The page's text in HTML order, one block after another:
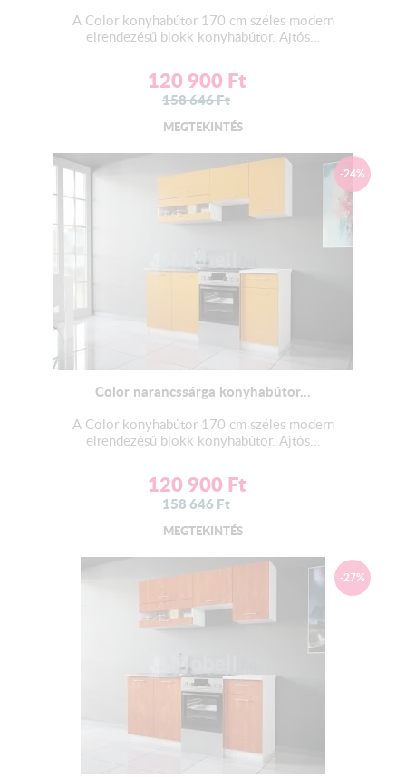
A Color konyhabútor 170 cm széles modern
elrendezésű blokk konyhabútor. Ajtós...
120 900 Ft
158 646Ft
MEGTEKINTÉS
-24%
Color narancssárga konyhabútor...
A Color konyhabútor 170 cm széles modern
elrendezésű blokk konyhabútor. Ajtós...
120 900 Ft
158 646Ft
MEGTEKINTÉS
-27%